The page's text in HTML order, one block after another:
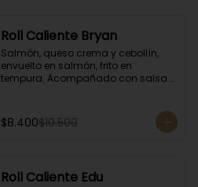
Roll Caliente Bryan
Salmón, queso crema y cebollín,
envuelto en salmón, frito en
tempura. Acompañado con salsa
$8.400$10.500
Roll Caliente Edu